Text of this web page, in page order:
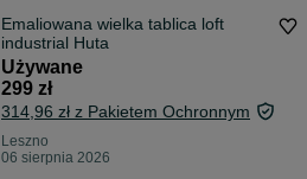
Emaliowana wielka tablica loft
industrial Huta
Używane
299 zł
314,96 zł z Pakietem Ochronnym
Leszno
06 sierpnia 2026